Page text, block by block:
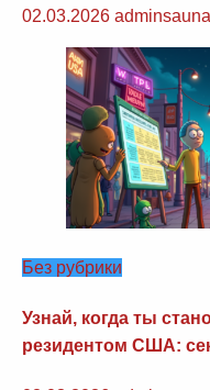
02.03.2026 adminsauna
Без рубрики
Узнай, когда ты
резидентом США: